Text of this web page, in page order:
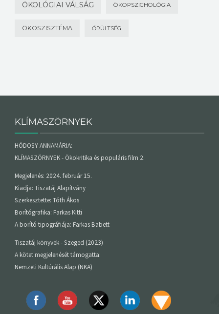
ÖKOLÓGIAI VÁLSÁG ÖKOPSZICHOLÓGIA
ÖKOSZISZTÉMA ŐRÜLTSÉG
KLÍMASZÖRNYEK
HÓDOSY ANNAMÁRIA:
KLÍMASZÖRNYEK - Ökokritika és populáris film 2.
Megjelenés: 2024. február 15.
Kiadja: Tiszatáj Alapítvány
Szerkesztette: Tóth Ákos
Borítógrafika: Farkas Kitti
A borító tipográfiája: Farkas Babett
Tiszatáj könyvek - Szeged (2023)
A kötet megjelenését támogatta:
Nemzeti Kultúrális Alap (NKA)